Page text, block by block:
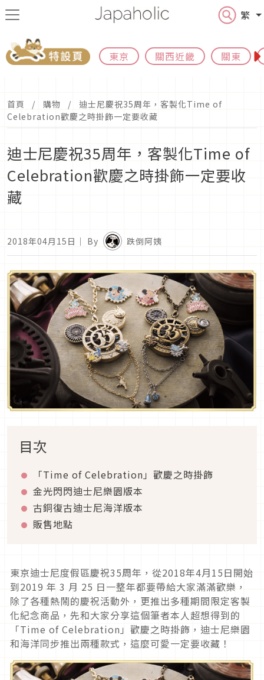
繁
東京 關西近畿 關東
首頁 購物
迪士尼慶祝35周年，客製化Time of
Celebration歡慶之時掛飾一定要收藏
迪士尼慶祝35周年，客製化Time of
Celebration歡慶之時掛飾一定要收
藏
2018年04月15日 ｜ By 跌倒阿姨
目次
「Time of Celebration」歡慶之時掛飾
金光閃閃迪士尼樂園版本
古銅復古迪士尼海洋版本
販售地點
東京迪士尼度假區慶祝35周年，從2018年4月15日開始
到2019 年 3 月 25 日一整年都要帶給大家滿滿歡樂，
除了各種熱鬧的慶祝活動外，更推出多種期間限定客製
化紀念商品，先和大家分享這個筆者本人超想得到的
「Time of Celebration」歡慶之時掛飾，迪士尼樂園
和海洋同步推出兩種款式，這麼可愛一定要收藏！